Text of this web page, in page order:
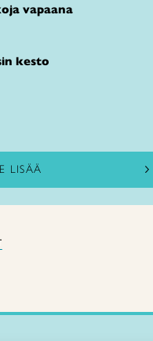
vapaana
kesto
LISÄÄ